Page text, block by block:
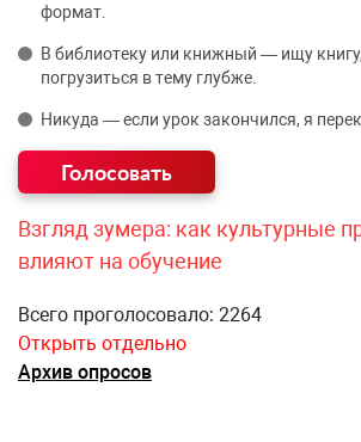
формат.
В библиотеку или книжный — ищу
погрузиться в тему глубже.
Никуда — если урок закончился, я
Взгляд зумера: как культурные
влияют на обучение
Всего проголосовало: 2264
Открыть отдельно
Архив опросов